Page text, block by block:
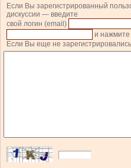
Если Вы зарегистрированный
дискуссии — введите
свой логин (email)
и нажмите
Если Вы еще не